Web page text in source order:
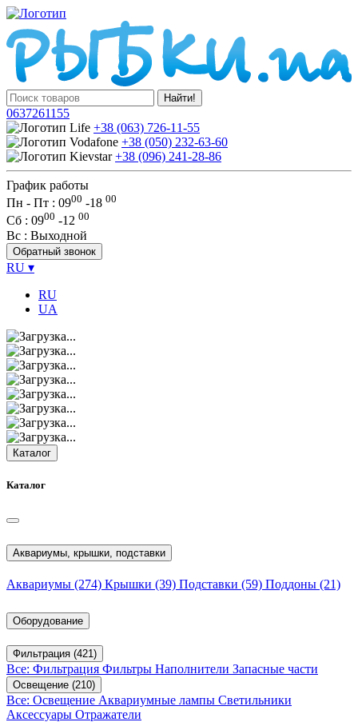
Найти!
0637261155
+38 (063) 726-11-55
+38 (050) 232-63-60
+38 (096) 241-28-86
График работы
Пн - Пт : 0900 -18 00
Сб : 0900 -12 00
Вс : Выходной
Обратный звонок
RU ▾
RU
UA
Каталог
Каталог
Аквариумы, крышки, подставки
Аквариумы (274) Крышки (39) Подставки (59) Поддоны (21)
Оборудование
Фильтрация (421)
Все: Фильтрация Фильтры Наполнители Запасные части
Освещение (210)
Все: Освещение Аквариумные лампы Светильники
Аксессуары Отражатели